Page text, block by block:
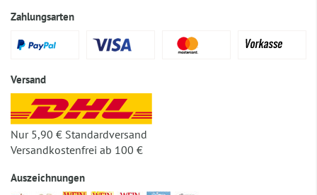
Zahlungsarten
Versand
Nur 5,90 € Standardversand
Versandkostenfrei ab 100 €
Auszeichnungen